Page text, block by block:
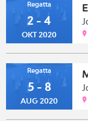
Regatta
2 - 4
OKT 2020
Regatta
5 - 8
AUG 2020